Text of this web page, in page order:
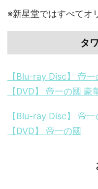
※新星堂ではすべてオ
タ
【Blu-ray Disc】 帝
【DVD】 帝一の國 豪
【Blu-ray Disc】 帝
【DVD】 帝一の國